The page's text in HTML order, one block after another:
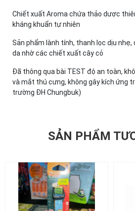
Chiết xuất Aroma chứa thảo dược
kháng khuẩn tự nhiên
Sản phẩm lành tính, thanh lọc dịu
da nhờ các chiết xuất cây cỏ
Đã thông qua bài TEST độ an toàn,
và mắt thú cưng, không gây kích ứng
trường ĐH Chungbuk)
SẢN PHẨM